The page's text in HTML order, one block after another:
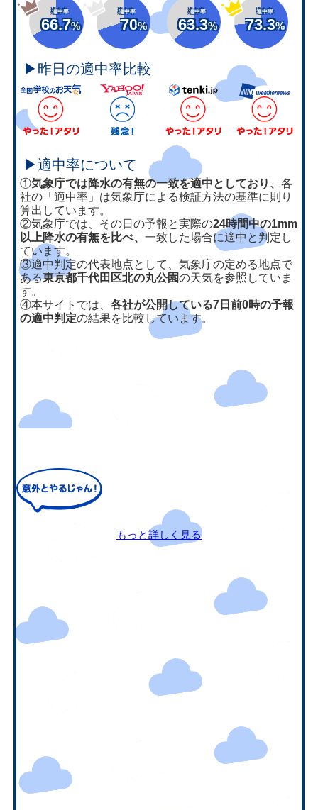
適中率
66.7%
適中率
70%
適中率
63.3%
適中率
73.3%
▶昨日の適中率比較
▶適中率について
①気象庁では降水の有無の一致を適中としており、各
社の「適中率」は気象庁による検証方法の基準に則り
算出しています。
②気象庁では、その日の予報と実際の24時間中の1mm
以上降水の有無を比べ、一致した場合に適中と判定し
ています。
③適中判定の代表地点として、気象庁の定める地点で
ある東京都千代田区北の丸公園の天気を参照していま
す。
④本サイトでは、各社が公開している7日前0時の予報
の適中判定の結果を比較しています。
もっと詳しく見る